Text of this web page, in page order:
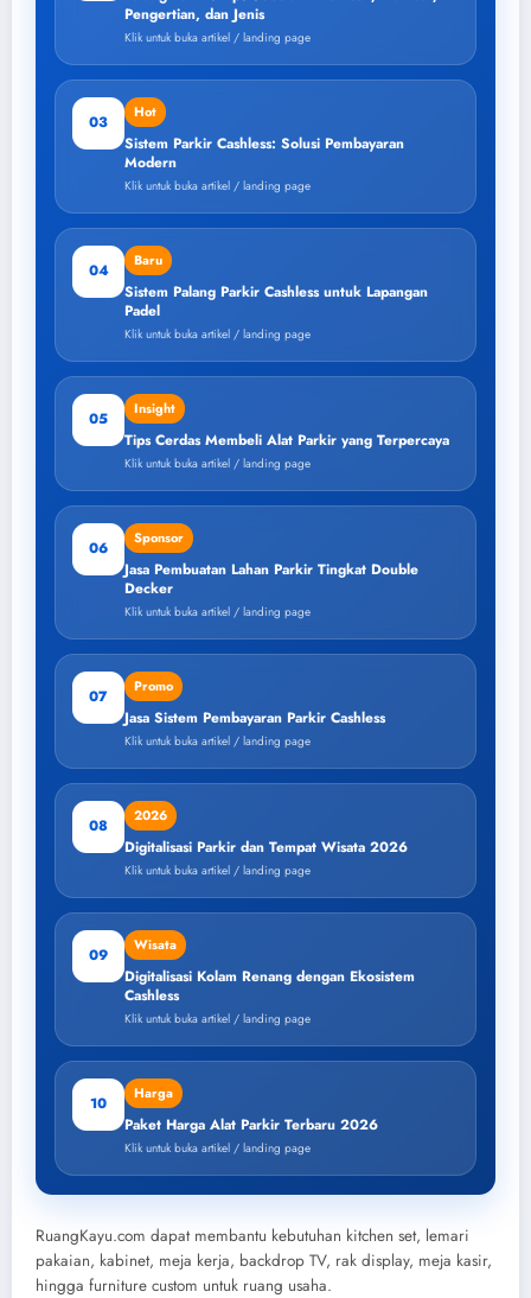
Pengertian, dan Jenis
Klik untuk buka artikel / landing page
03
Hot
Sistem Parkir Cashless: Solusi Pembayaran
Modern
Klik untuk buka artikel / landing page
04
Baru
Sistem Palang Parkir Cashless untuk Lapangan
Padel
Klik untuk buka artikel / landing page
05
Insight
Tips Cerdas Membeli Alat Parkir yang Terpercaya
Klik untuk buka artikel / landing page
06
Sponsor
Jasa Pembuatan Lahan Parkir Tingkat Double
Decker
Klik untuk buka artikel / landing page
07
Promo
Jasa Sistem Pembayaran Parkir Cashless
Klik untuk buka artikel / landing page
08
2026
Digitalisasi Parkir dan Tempat Wisata 2026
Klik untuk buka artikel / landing page
09
Wisata
Digitalisasi Kolam Renang dengan Ekosistem
Cashless
Klik untuk buka artikel / landing page
10
Harga
Paket Harga Alat Parkir Terbaru 2026
Klik untuk buka artikel / landing page
RuangKayu.com dapat membantu kebutuhan kitchen set, lemari
pakaian, kabinet, meja kerja, backdrop TV, rak display, meja kasir,
hingga furniture custom untuk ruang usaha.